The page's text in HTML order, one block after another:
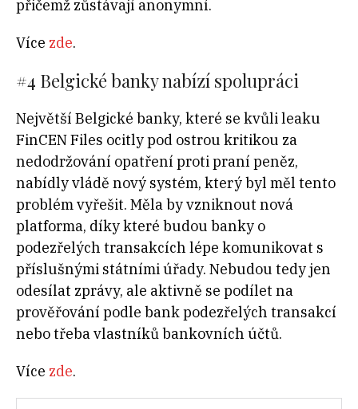
přičemž zůstávají anonymní.
Více zde.
#4 Belgické banky nabízí spolupráci
Největší Belgické banky, které se kvůli leaku
FinCEN Files ocitly pod ostrou kritikou za
nedodržování opatření proti praní peněz,
nabídly vládě nový systém, který byl měl tento
problém vyřešit. Měla by vzniknout nová
platforma, díky které budou banky o
podezřelých transakcích lépe komunikovat s
příslušnými státními úřady. Nebudou tedy jen
odesílat zprávy, ale aktivně se podílet na
prověřování podle bank podezřelých transakcí
nebo třeba vlastníků bankovních účtů.
Více zde.